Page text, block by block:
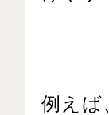
例えば